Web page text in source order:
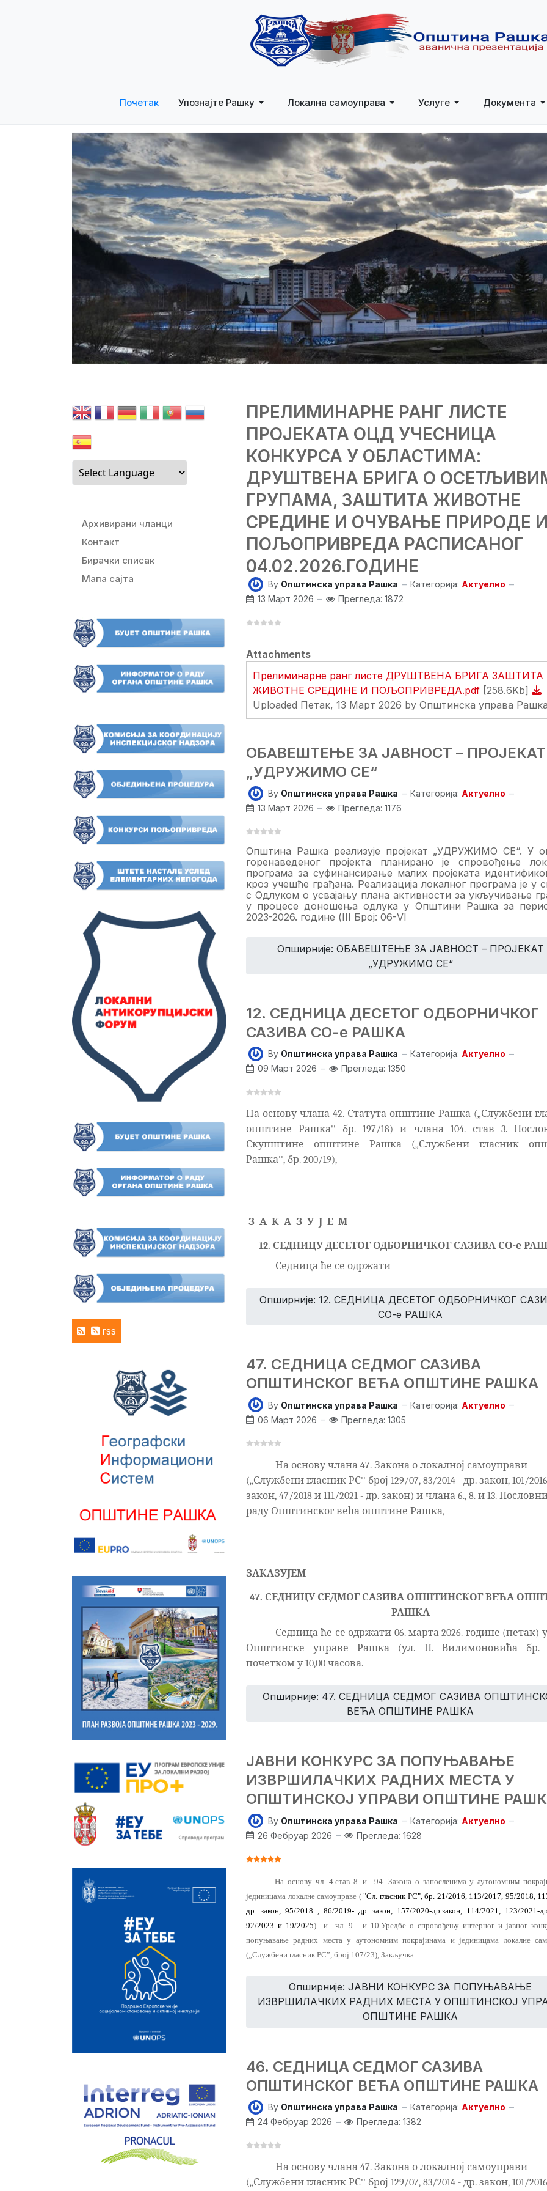
Почетак Упознајте Рашку Локална самоуправа Услуге Документа
ПРЕЛИМИНАРНЕ РАНГ ЛИСТЕ
ПРОЈЕКАТА ОЦД УЧЕСНИЦА
КОНКУРСА У ОБЛАСТИМА:
ДРУШТВЕНА БРИГА О
ГРУПАМА, ЗАШТИТА ЖИВОТНЕ
СРЕДИНЕ И ОЧУВАЊЕ ПРИРОДЕ
ПОЉОПРИВРЕДА РАСПИСАНОГ
04.02.2026.ГОДИНЕ
By Општинска управа Рашка Категорија: Актуелно
13 Март 2026
Прегледа: 1872
Attachments
Прелиминарне ранг листе ДРУШТВЕНА БРИГА ЗАШТИТА
ЖИВОТНЕ СРЕДИНЕ И ПОЉОПРИВРЕДА.pdf [258.6Kb]
Uploaded Петак, 13 Март 2026 by Општинска управа
ОБАВЕШТЕЊЕ ЗА ЈАВНОСТ – ПРОЈЕКАТ
„УДРУЖИМО СЕ“
By Општинска управа Рашка Категорија: Актуелно
13 Март 2026
Прегледа: 1176
Општина Рашка реализује пројекат „УДРУЖИМО СЕ“. У
горенаведеног пројекта планирано је спровођење
програма за суфинансирање малих пројеката
кроз учешће грађана. Реализација локалног програма је у
с Одлуком о усвајању плана активности за укључивање
у процесе доношења одлука у Општини Рашка за
2023-2026. године (III Број: 06-VI
Опширније: ОБАВЕШТЕЊЕ ЗА ЈАВНОСТ – ПРОЈЕКАТ
„УДРУЖИМО СЕ“
12. СЕДНИЦА ДЕСЕТОГ ОДБОРНИЧКОГ
САЗИВА СО-е РАШКА
By Општинска управа Рашка Категорија: Актуелно
09 Март 2026
Прегледа: 1350
На основу члана 42. Статута општине Рашка („Службени
општине Рашка'' бр. 197/18) и члана 104. став 3.
Скупштине општине Рашка („Службени гласник
Рашка'', бр. 200/19),
З А К А З У Ј Е М
12. СЕДНИЦУ ДЕСЕТОГ ОДБОРНИЧКОГ САЗИВА СО-е
Седница ће се одржати
Опширније: 12. СЕДНИЦА ДЕСЕТОГ ОДБОРНИЧКОГ
СО-е РАШКА
47. СЕДНИЦА СЕДМОГ САЗИВА
ОПШТИНСКОГ ВЕЋА ОПШТИНЕ РАШКА
By Општинска управа Рашка Категорија: Актуелно
06 Март 2026
Прегледа: 1305
На основу члана 47. Закона о локалној самоуправи
(„Службени гласник РС'' број 129/07, 83/2014 - др. закон, 101/
закон, 47/2018 и 111/2021 - др. закон) и члана 6., 8. и 13.
раду Општинског већа општине Рашка,
ЗАКАЗУЈЕМ
47. СЕДНИЦУ СЕДМОГ САЗИВА ОПШТИНСКОГ ВЕЋА
РАШКА
Седница ће се одржати 06. марта 2026. године (петак)
Општинске управе Рашка (ул. П. Вилимоновића бр.
почетком у 10,00 часова.
Опширније: 47. СЕДНИЦА СЕДМОГ САЗИВА
ВЕЋА ОПШТИНЕ РАШКА
ЈАВНИ КОНКУРС ЗА ПОПУЊАВАЊЕ
ИЗВРШИЛАЧКИХ РАДНИХ МЕСТА У
ОПШТИНСКОЈ УПРАВИ ОПШТИНЕ
By Општинска управа Рашка Категорија: Актуелно
26 Фебруар 2026
Прегледа: 1628
ОЦЕНА КОРИСНИКА:
На основу чл. 4.став 8. и 94. Закона о запосленима у аутономним
јединицама локалне самоуправе ("Сл. гласник РС", бр. 21/2016, 113/2017, 95/2018,
др. закон, 95/2018 , 86/2019- др. закон, 157/2020-др.закон, 114/2021, 123/2021-
92/2023 и 19/2025) и чл.9.
и 10.Уредбе о спровођењу интерног и јавног
попуњавање радних места у аутономним покрајинама и јединицама локалне
(„Службени гласник РС”, број 107/23), Закључка
Опширније: ЈАВНИ КОНКУРС ЗА ПОПУЊАВАЊЕ
ИЗВРШИЛАЧКИХ РАДНИХ МЕСТА У ОПШТИНСКОЈ
ОПШТИНЕ РАШКА
46. СЕДНИЦА СЕДМОГ САЗИВА
ОПШТИНСКОГ ВЕЋА ОПШТИНЕ РАШКА
By Општинска управа Рашка Категорија: Актуелно
24 Фебруар 2026
Прегледа: 1382
На основу члана 47. Закона о локалној самоуправи
(„Службени гласник РС'' број 129/07, 83/2014 - др. закон, 101/
Архивирани чланци
Контакт
Бирачки списак
Мапа сајта
rss